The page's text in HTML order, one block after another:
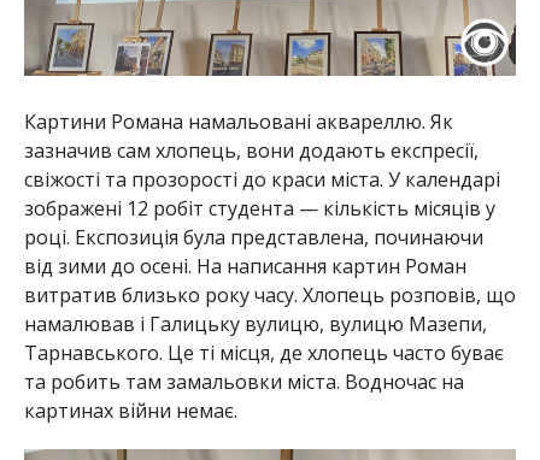
Картини Романа намальовані аквареллю. Як
зазначив сам хлопець, вони додають експресії,
свіжості та прозорості до краси міста. У календарі
зображені 12 робіт студента — кількість місяців у
році. Експозиція була представлена, починаючи
від зими до осені. На написання картин Роман
витратив близько року часу. Хлопець розповів, що
намалював і Галицьку вулицю, вулицю Мазепи,
Тарнавського. Це ті місця, де хлопець часто буває
та робить там замальовки міста. Водночас на
картинах війни немає.